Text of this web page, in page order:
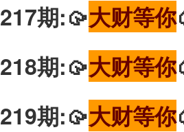
217期:🥠大财等你
218期:🥠大财等你
219期:🥠大财等你